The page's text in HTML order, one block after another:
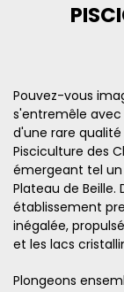
Pouvez-vous
s'entremêle
d'une rare qualité
Pisciculture des
émergeant tel
Plateau de Beille.
établissement
inégalée,
et les lacs
Plongeons